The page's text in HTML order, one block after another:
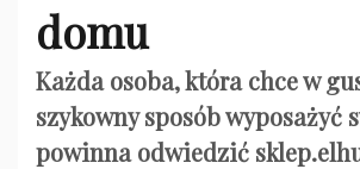
domu
Każda osoba, która chce w
szykowny sposób wyposażyć
powinna odwiedzić